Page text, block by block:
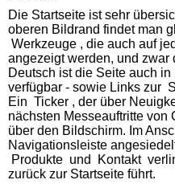
Die Startseite ist sehr
oberen Bildrand findet man
Werkzeuge , die auch auf
angezeigt werden, und
Deutsch ist die Seite auch
verfügbar - sowie Links zur
Ein Ticker , der über
nächsten Messeauftritte von
über den Bildschirm. Im
Navigationsleiste
Produkte und Kontakt
zurück zur Startseite führt.